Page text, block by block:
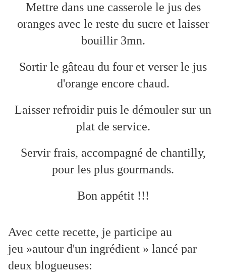
Mettre dans une casserole le jus des
oranges avec le reste du sucre et laisser
bouillir 3mn.
Sortir le gâteau du four et verser le jus
d'orange encore chaud.
Laisser refroidir puis le démouler sur un
plat de service.
Servir frais, accompagné de chantilly,
pour les plus gourmands.
Bon appétit !!!
Avec cette recette, je participe au
jeu »autour d'un ingrédient » lancé par
deux blogueuses: